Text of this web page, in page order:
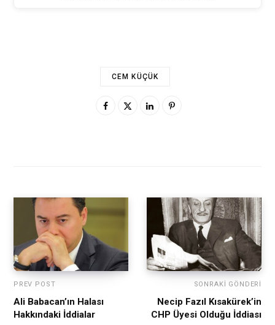
CEM KÜÇÜK
PREV POST
Ali Babacan’ın Halası
Hakkındaki İddialar
SONRAKI GÖNDERI
Necip Fazıl Kısakürek’in
CHP Üyesi Olduğu İddiası